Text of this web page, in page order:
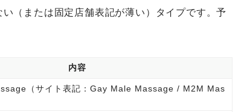
（または固定店舗表記が薄い）タイプです。予
内容
（サイト表記：Gay Male Massage / M2M Mas